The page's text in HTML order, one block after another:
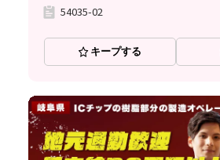
54035-02
キープする